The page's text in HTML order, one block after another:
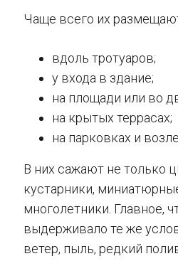
Чаще всего их
вдоль тротуаров;
у входа в здание;
на площади или во
на крытых террасах;
на парковках и
В них сажают не только
кустарники,
многолетники. Главное,
выдерживало те же
ветер, пыль, редкий